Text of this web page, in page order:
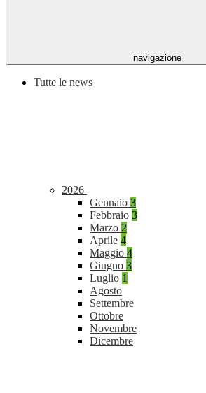
navigazione
Tutte le news
2026
Gennaio 3
Febbraio 3
Marzo 2
Aprile 4
Maggio 4
Giugno 3
Luglio 1
Agosto
Settembre
Ottobre
Novembre
Dicembre